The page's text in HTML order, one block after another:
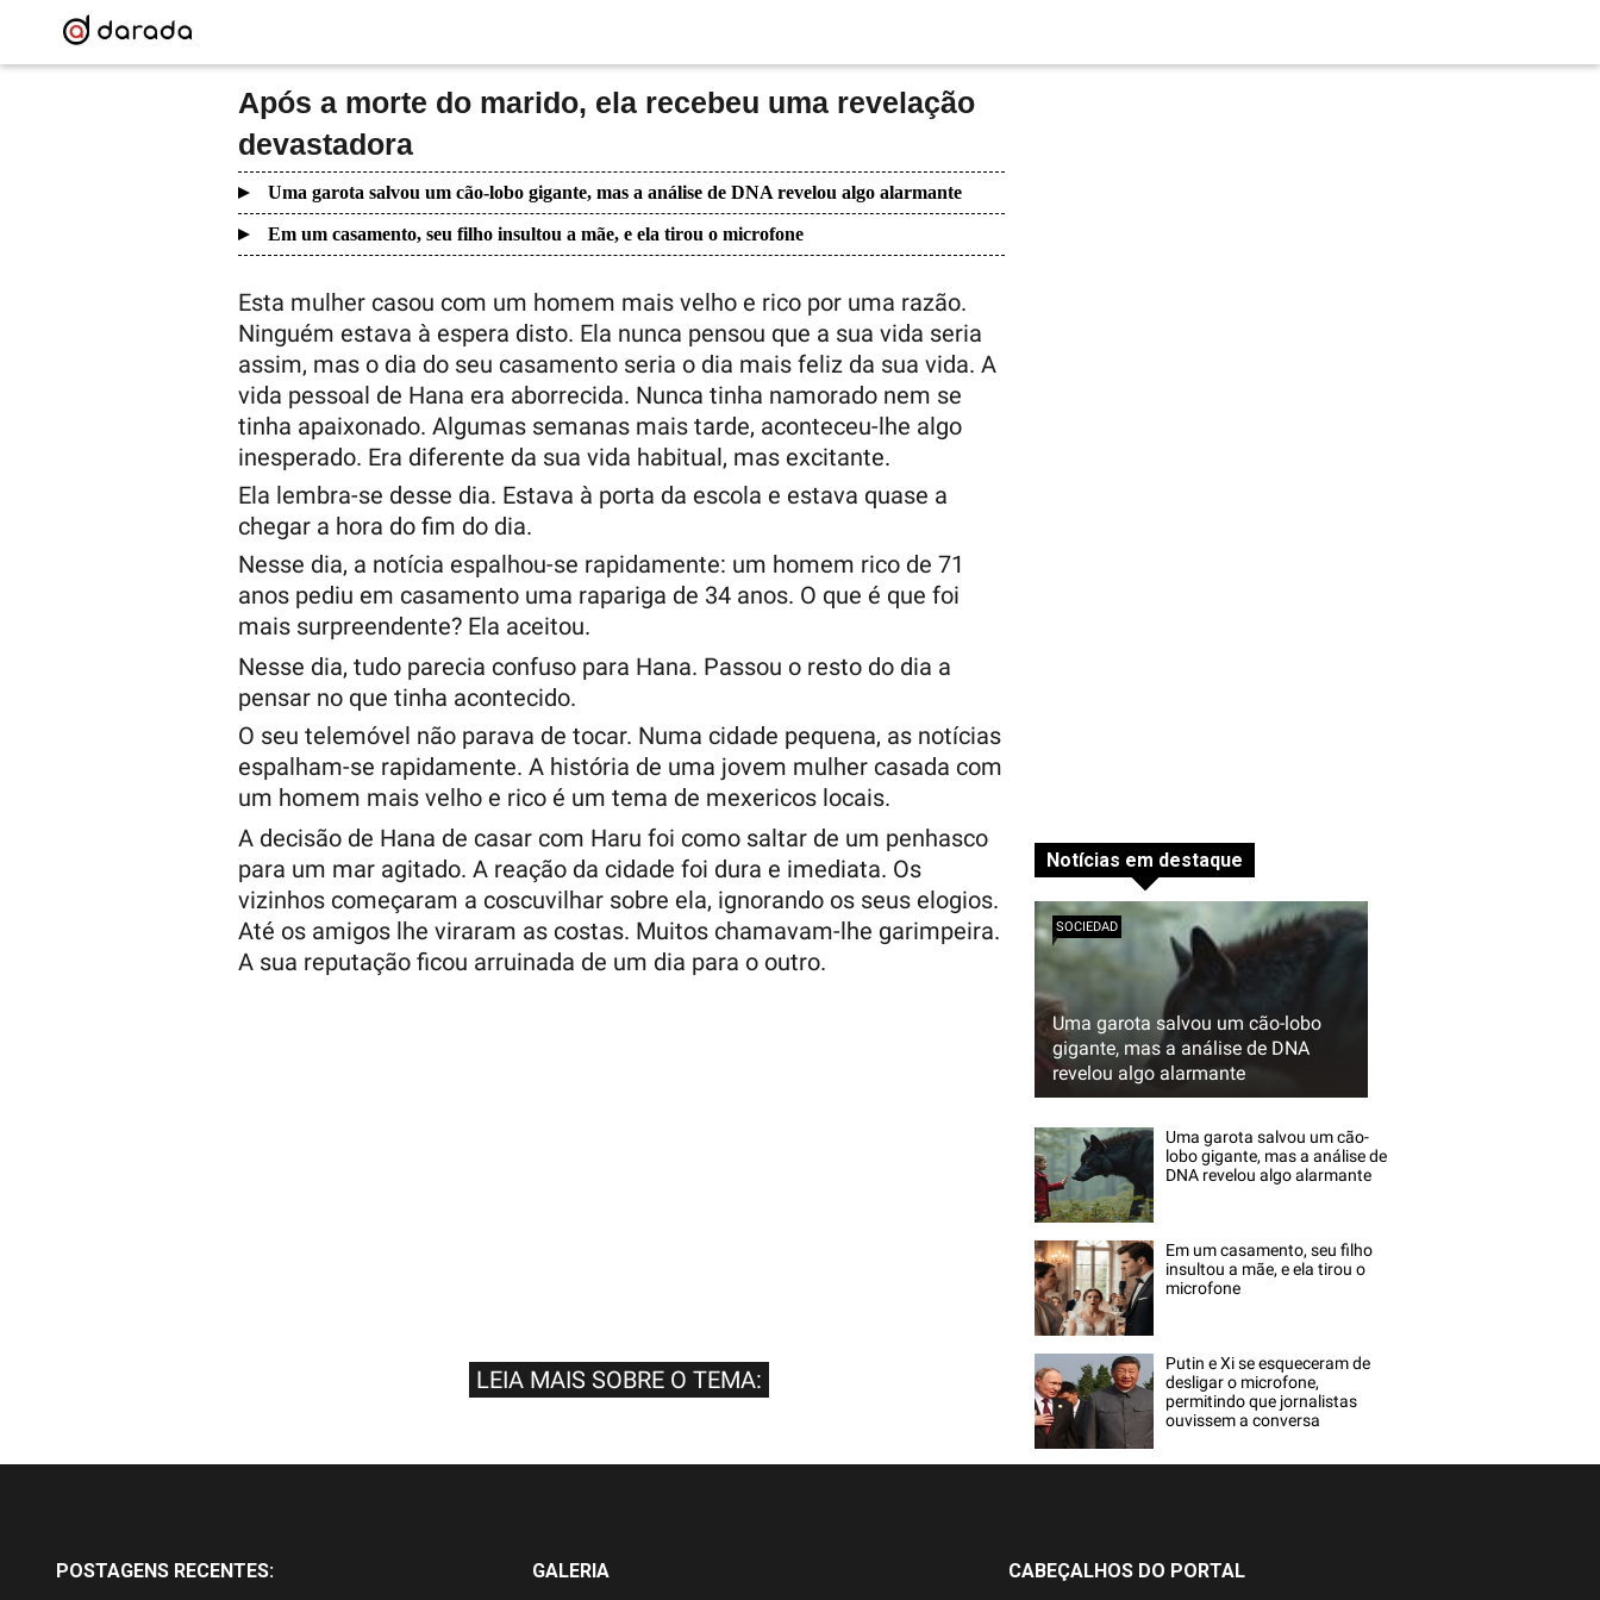
Após a morte do marido, ela recebeu uma revelação
devastadora
Uma garota salvou um cão-lobo gigante, mas a análise de DNA revelou algo alarmante
Em um casamento, seu filho insultou a mãe, e ela tirou o microfone
Esta mulher casou com um homem mais velho e rico por uma razão.
Ninguém estava à espera disto. Ela nunca pensou que a sua vida seria
assim, mas o dia do seu casamento seria o dia mais feliz da sua vida. A
vida pessoal de Hana era aborrecida. Nunca tinha namorado nem se
tinha apaixonado. Algumas semanas mais tarde, aconteceu-lhe algo
inesperado. Era diferente da sua vida habitual, mas excitante.
Ela lembra-se desse dia. Estava à porta da escola e estava quase a
chegar a hora do fim do dia.
Nesse dia, a notícia espalhou-se rapidamente: um homem rico de 71
anos pediu em casamento uma rapariga de 34 anos. O que é que foi
mais surpreendente? Ela aceitou.
Nesse dia, tudo parecia confuso para Hana. Passou o resto do dia a
pensar no que tinha acontecido.
O seu telemóvel não parava de tocar. Numa cidade pequena, as notícias
espalham-se rapidamente. A história de uma jovem mulher casada com
um homem mais velho e rico é um tema de mexericos locais.
A decisão de Hana de casar com Haru foi como saltar de um penhasco
para um mar agitado. A reação da cidade foi dura e imediata. Os
vizinhos começaram a coscuvilhar sobre ela, ignorando os seus elogios.
Até os amigos lhe viraram as costas. Muitos chamavam-lhe garimpeira.
A sua reputação ficou arruinada de um dia para o outro.
LEIA MAIS SOBRE O TEMA:
Notícias em destaque
Uma garota salvou um cão-lobo
gigante, mas a análise de DNA
revelou algo alarmante
SOCIEDAD
Uma garota salvou um cão-
lobo gigante, mas a análise de
DNA revelou algo alarmante
Em um casamento, seu filho
insultou a mãe, e ela tirou o
microfone
Putin e Xi se esqueceram de
desligar o microfone,
permitindo que jornalistas
ouvissem a conversa
POSTAGENS RECENTES: GALERIA CABEÇALHOS DO PORTAL